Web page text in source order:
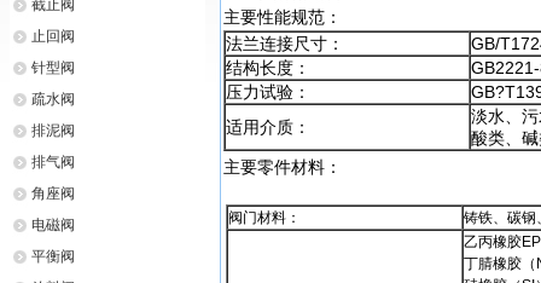
截止阀
止回阀
针型阀
疏水阀
排泥阀
排气阀
角座阀
电磁阀
平衡阀
主要性能规范 ：
法兰连接尺寸：
GB/
结构长度：
压力试验：
适用介质：
淡水、
酸类、
主要零件材料 ：
阀门材料： 铸铁、碳钢
乙丙橡胶
丁腈橡胶